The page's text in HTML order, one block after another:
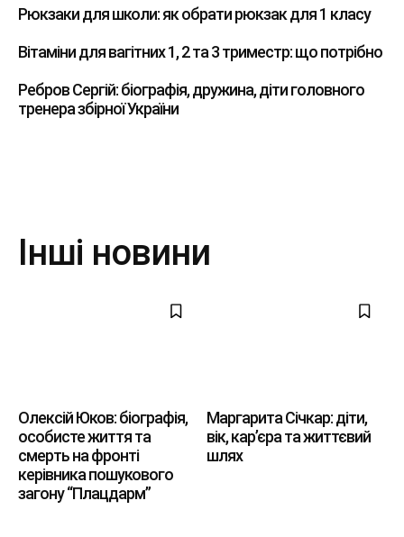
Рюкзаки для школи: як обрати рюкзак для 1 класу
Вітаміни для вагітних 1, 2 та 3 триместр: що потрібно
Ребров Сергій: біографія, дружина, діти головного
тренера збірної України
Інші новини
Олексій Юков: біографія,
особисте життя та
смерть на фронті
керівника пошукового
загону “Плацдарм”
Маргарита Січкар: діти,
вік, кар’єра та життєвий
шлях